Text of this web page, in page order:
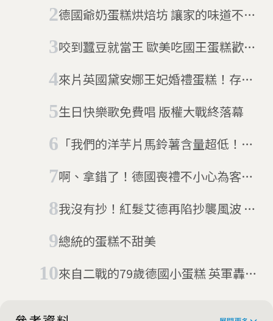
德國爺奶蛋糕烘焙坊 讓家的味道不失
咬到蠶豆就當王 歐美吃國王蛋糕歡度
來片英國黛安娜王妃婚禮蛋糕！存放
生日快樂歌免費唱 版權大戰終落幕
「我們的洋芋片馬鈴薯含量超低！」
啊、拿錯了！德國喪禮不小心為客人
我沒有抄！紅髮艾德再陷抄襲風波 為
新）
總統的蛋糕不甜美​
來自二戰的79歲德國小蛋糕 英軍轟炸